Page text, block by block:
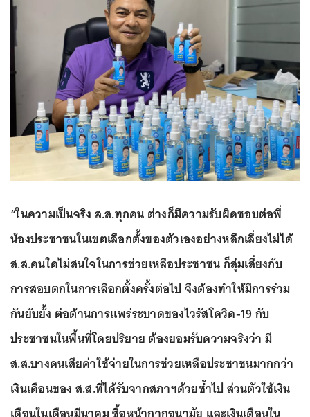
“ในความเป็นจริง ส.ส.ทุกคน ต่างก็มีความรับผิดชอบต่อพี่
น้องประชาชนในเขตเลือกตั้งของตัวเองอย่างหลีกเลี่ยงไม่ได้
ส.ส.คนใดไม่สนใจในการช่วยเหลือประชาชน ก็สุ่มเสี่ยงกับ
การสอบตกในการเลือกตั้งครั้งต่อไป จึงต้องทำให้มีการร่วม
กันยับยั้ง ต่อต้านการแพร่ระบาดของไวรัสโควิด-19 กับ
ประชาชนในพื้นที่โดยปริยาย ต้องยอมรับความจริงว่า มี
ส.ส.บางคนเสียค่าใช้จ่ายในการช่วยเหลือประชาชนมากกว่า
เงินเดือนของ ส.ส.ที่ได้รับจากสภาฯด้วยซ้ำไป ส่วนตัวใช้เงิน